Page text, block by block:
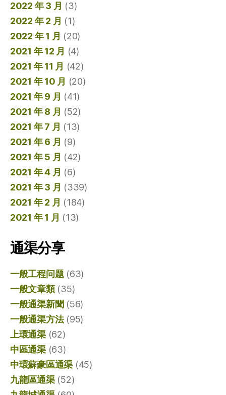
2022 年 3 月 (3)
2022 年 2 月 (1)
2022 年 1 月 (20)
2021 年 12 月 (4)
2021 年 11 月 (42)
2021 年 10 月 (20)
2021 年 9 月 (41)
2021 年 8 月 (52)
2021 年 7 月 (13)
2021 年 6 月 (9)
2021 年 5 月 (42)
2021 年 4 月 (6)
2021 年 3 月 (339)
2021 年 2 月 (184)
2021 年 1 月 (13)
通渠分享
一般工程问题(63)
一般文章類(35)
一般通渠新聞 (56)
一般通渠方法(95)
上環通渠(62)
中區通渠(63)
中環蘇豪區通渠 (45)
九龍區通渠(52)